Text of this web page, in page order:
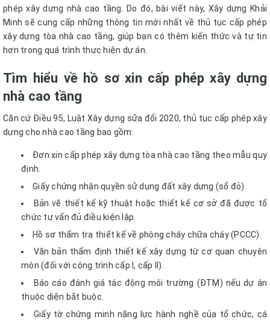
phép xây dựng nhà cao tầng. Do đó, bài viết này, Xây dựng Khải
Minh sẽ cung cấp những thông tin mới nhất về thủ tục cấp phép
xây dựng tòa nhà cao tầng, giúp bạn có thêm kiến thức và tự tin
hơn trong quá trình thực hiện dự án.
Tìm hiểu về hồ sơ xin cấp phép xây dựng
nhà cao tầng
Căn cứ Điều 95, Luật Xây dựng sửa đổi 2020, thủ tục cấp phép xây
dựng cho nhà cao tầng bao gồm:
Đơn xin cấp phép xây dựng tòa nhà cao tầng theo mẫu quy
định.
Giấy chứng nhận quyền sử dụng đất xây dựng (sổ đỏ).
Bản vẽ thiết kế kỹ thuật hoặc thiết kế cơ sở đã được tổ
chức tư vấn đủ điều kiện lập.
Hồ sơ thẩm tra thiết kế về phòng cháy chữa cháy (PCCC).
Văn bản thẩm định thiết kế xây dựng từ cơ quan chuyên
môn (đối với công trình cấp I, cấp II).
Báo cáo đánh giá tác động môi trường (ĐTM) nếu dự án
thuộc diện bắt buộc.
Giấy tờ chứng minh năng lực hành nghề của tổ chức, cá